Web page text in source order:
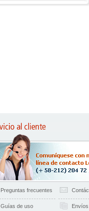
Preguntas frecuentes
Guías de uso